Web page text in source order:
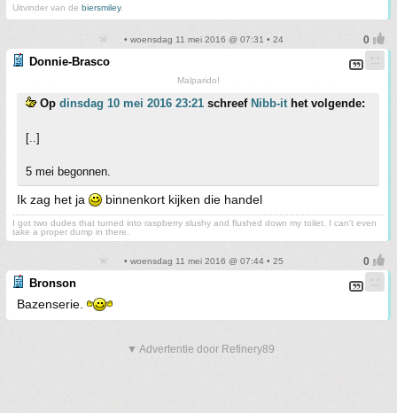
Uitvinder van de biersmiley.
• woensdag 11 mei 2016 @ 07:31 • 24
Donnie-Brasco
Malparido!
Op dinsdag 10 mei 2016 23:21 schreef Nibb-ithet volgende:
[..]
5 mei begonnen.
Ik zag het ja binnenkort kijken die handel
I got two dudes that turned into raspberry slushy and flushed down my toilet. I can't even
take a proper dump in there.
• woensdag 11 mei 2016 @ 07:44 • 25
Bronson
Bazenserie.
▼ Advertentie door Refinery89